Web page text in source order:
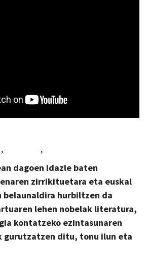
, ,
dagoen idazle baten
zirrikituetara eta euskal
belaunaldira hurbiltzen da
lehen nobelak literatura,
kontatzeko ezintasunaren
gurutzatzen ditu, tonu ilun eta